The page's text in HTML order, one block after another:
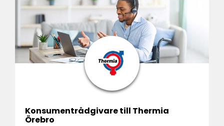
Konsumentrådgivare till Thermia
Örebro